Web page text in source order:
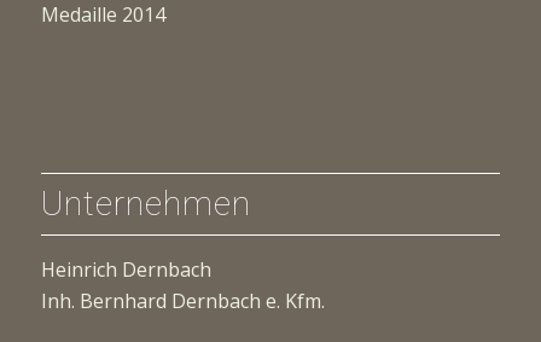
Medaille 2014
Unternehmen
Heinrich Dernbach
Inh. Bernhard Dernbach e. Kfm.